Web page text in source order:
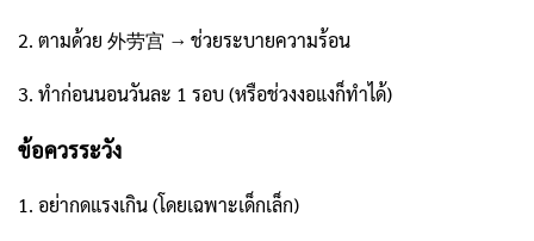
2. ตามด้วย 外劳宫 → ช่วยระบายความร้อน
3. ทำก่อนนอนวันละ 1 รอบ (หรือช่วงงอแงก็ทำได้)
ข้อควรระวัง
1. อย่ากดแรงเกิน (โดยเฉพาะเด็กเล็ก)